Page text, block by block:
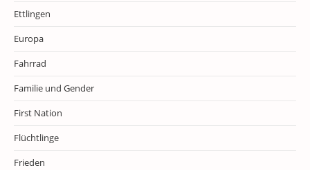
Ettlingen
Europa
Fahrrad
Familie und Gender
First Nation
Flüchtlinge
Frieden